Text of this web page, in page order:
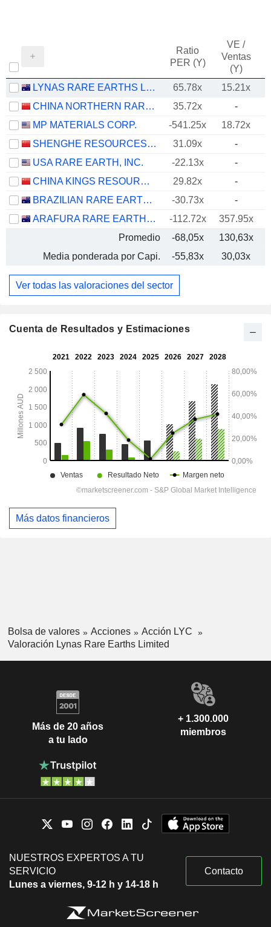
Ratio
PER (Y)
VE /
Ventas
(Y)
LYNAS RARE EARTHS LIMITED 65.78x 15.21x
CHINA NORTHERN RARE EARTH (GROUP) HIGH-TECH CO.,LTD
35.72x
-
MP MATERIALS CORP.
-541.25x 18.72x
SHENGHE RESOURCES HOLDING CO., LTD
31.09x
-
USA RARE EARTH, INC.
-22.13x
-
CHINA KINGS RESOURCES GROUP CO.,LTD.
29.82x
-
BRAZILIAN RARE EARTHS LIMITED
-30.73x -
ARAFURA RARE EARTHS LIMITED
-112.72x
357.95x
Promedio
-68,05x 130,63x
Media ponderada por Capi.
-55,83x 30,03x
Ver todas las valoraciones del sector
Cuenta de Resultados y Estimaciones
Más datos financieros
Bolsa de valores Acciones
Acción LYC
Valoración Lynas Rare Earths Limited
Más de 20 años
a tu lado
+ 1.300.000
miembros
NUESTROS EXPERTOS A TU
SERVICIO
Lunes a viernes, 9-12 h y 14-18 h
Contacto